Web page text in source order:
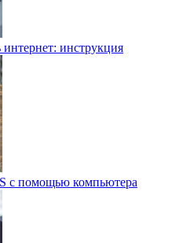
инструкция
с помощью компьютера